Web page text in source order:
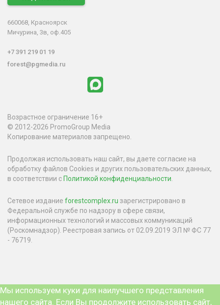
660068, Красноярск
Мичурина, 3в, оф.405
+7 391 219 01 19
forest@pgmedia.ru
Возрастное ограничение 16+
© 2012-2026 PromoGroup Media
Копирование материалов запрещено.
Продолжая использовать наш сайт, вы даете согласие на
обработку файлов Cookies и других пользовательских данных,
в соответствии с Политикой конфиденциальности
Сетевое издание forestcomplex.ru зарегистрировано в
Федеральной службе по надзору в сфере связи,
информационных технологий и массовых коммуникаций
(Роскомнадзор). Реестровая запись от 02.09.2019 ЭЛ № ФС 77
- 76719.
Мы используем куки для наилучшего представления
нашего сайта. Если Вы продолжите использовать сайт,